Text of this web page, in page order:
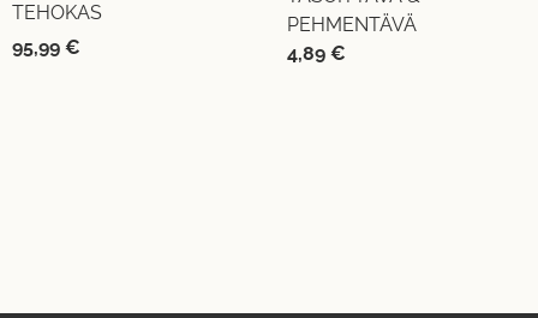
TEHOKAS
95,99 €
PEHMENTÄVÄ
4,89 €